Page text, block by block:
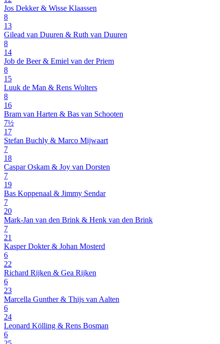
Jos Dekker & Wisse Klaassen
8
13
Gilead van Duuren & Ruth van Duuren
8
14
Job de Beer & Emiel van der Priem
8
15
Luuk de Man & Rens Wolters
8
16
Bram van Harten & Bas van Schooten
7½
17
Stefan Buchly & Marco Mijwaart
7
18
Caspar Oskam & Joy van Dorsten
7
19
Bas Koppenaal & Jimmy Sendar
7
20
Mark-Jan van den Brink & Henk van den Brink
7
21
Kasper Dokter & Johan Mosterd
6
22
Richard Rijken & Gea Rijken
6
23
Marcella Gunther & Thijs van Aalten
6
24
Leonard Kölling & Rens Bosman
6